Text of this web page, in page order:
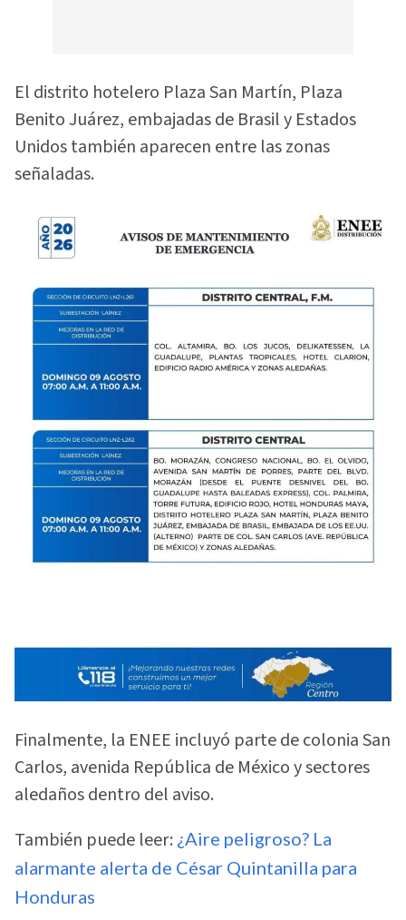
El distrito hotelero Plaza San Martín, Plaza
Benito Juárez, embajadas de Brasil y Estados
Unidos también aparecen entre las zonas
señaladas.
Finalmente, la ENEE incluyó parte de colonia San
Carlos, avenida República de México y sectores
aledaños dentro del aviso.
También puede leer: ¿Aire peligroso? La
alarmante alerta de César Quintanilla para
Honduras